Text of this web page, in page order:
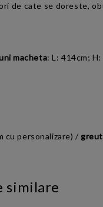
cate se doreste,
macheta:L: 414cm; H:
cu personalizare) /
similare